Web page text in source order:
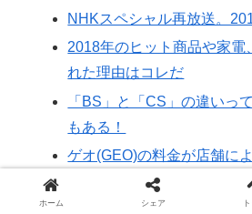
NHKスペシャル再放送。
2018年のヒット商品や家電
れた理由はコレだ
「BS」と「CS」の違いっ
もある！
ゲオ(GEO)の料金が店舗に
借りるには？
TSUTAYAの更新料が店舗
ホーム シェア